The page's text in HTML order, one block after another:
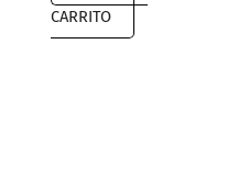
CARRITO